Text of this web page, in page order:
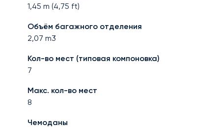
1,45 m (4,75 ft)
Объём багажного отделения
2,07 m3
Кол-во мест (типовая компоновка)
7
Макс. кол-во мест
8
Чемоданы